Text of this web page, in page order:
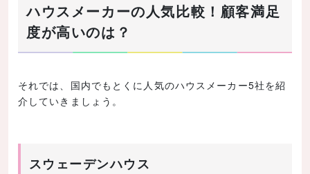
ハウスメーカーの人気比較！顧客満足
度が高いのは？
それでは、国内でもとくに人気のハウスメーカー5社を紹
介していきましょう。
スウェーデンハウス